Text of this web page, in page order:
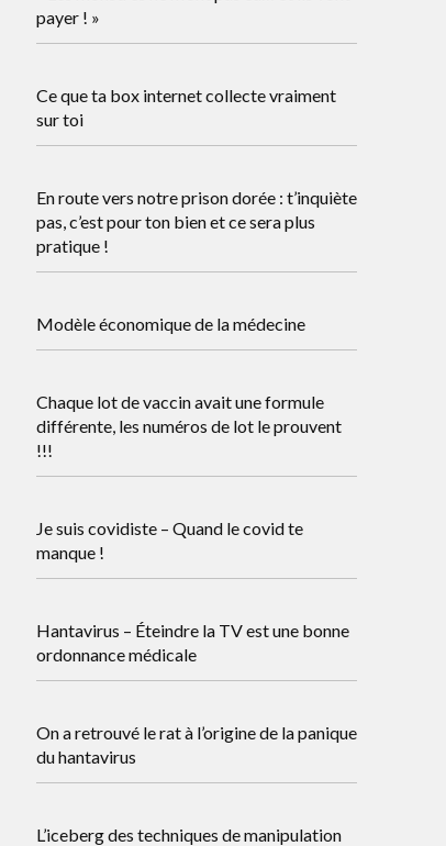
payer ! »
Ce que ta box internet collecte vraiment
sur toi
En route vers notre prison dorée : t’inquiète
pas, c’est pour ton bien et ce sera plus
pratique !
Modèle économique de la médecine
Chaque lot de vaccin avait une formule
différente, les numéros de lot le prouvent
!!!
Je suis covidiste – Quand le covid te
manque !
Hantavirus – Éteindre la TV est une bonne
ordonnance médicale
On a retrouvé le rat à l’origine de la panique
du hantavirus
L’iceberg des techniques de manipulation